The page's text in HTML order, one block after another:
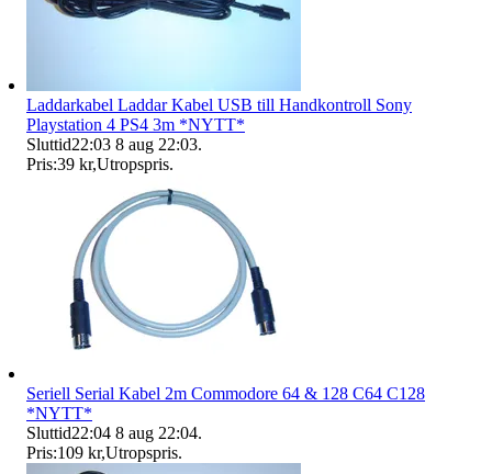
Laddarkabel Laddar Kabel USB till Handkontroll Sony
Playstation 4 PS4 3m *NYTT*
Sluttid22:03 8 aug 22:03.
Pris:39 kr,Utropspris.
Seriell Serial Kabel 2m Commodore 64 & 128 C64 C128
*NYTT*
Sluttid22:04 8 aug 22:04.
Pris:109 kr,Utropspris.